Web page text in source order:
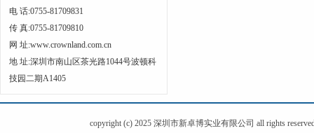
电 话:0755-81709831
传 真:0755-81709810
网 址:www.crownland.com.cn
地 址:深圳市南山区茶光路1044号波顿科
技园二期A1405
copyright (c) 2025 深圳市新卓博实业有限公司 all rights